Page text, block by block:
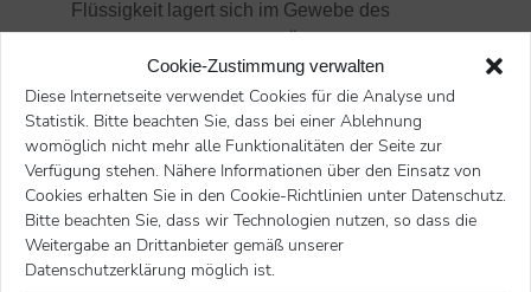
Cookie-Zustimmung verwalten
Diese Internetseite verwendet Cookies für die Analyse und
Statistik. Bitte beachten Sie, dass bei einer Ablehnung
womöglich nicht mehr alle Funktionalitäten der Seite zur
Verfügung stehen. Nähere Informationen über den Einsatz von
Cookies erhalten Sie in den Cookie-Richtlinien unter Datenschutz.
Bitte beachten Sie, dass wir Technologien nutzen, so dass die
Weitergabe an Drittanbieter gemäß unserer
Datenschutzerklärung möglich ist.
Flüssigkeit lagert sich im Gewebe des
Organschäden entstehen. Bitte achten Sie
also darauf, dass das Spiel im Wasser nicht
exzessiv ausfällt und ob es dem Tier nach
dem Spaß im Nass auch weiterhin gut geht.
Sie befinden sich hier:
Start Hunde
Sonstige Themen